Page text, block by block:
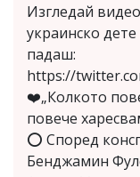
Изгледай
украинско
падаш:
https://
❤️„Колкото
повече
⭕ Според
Бенджамин